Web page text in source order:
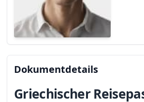
Dokumentdetails
Griechischer